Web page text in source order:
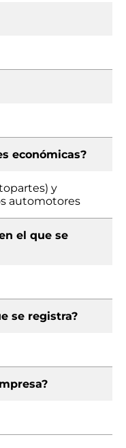
económicas?
y
automotores
el que se
se registra?